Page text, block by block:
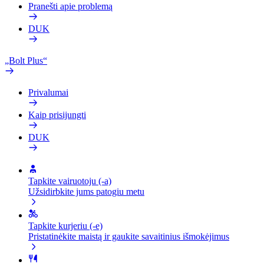
Pranešti apie problemą
DUK
„Bolt Plus“
Privalumai
Kaip prisijungti
DUK
Tapkite vairuotoju (-a)
Užsidirbkite jums patogiu metu
Tapkite kurjeriu (-e)
Pristatinėkite maistą ir gaukite savaitinius išmokėjimus